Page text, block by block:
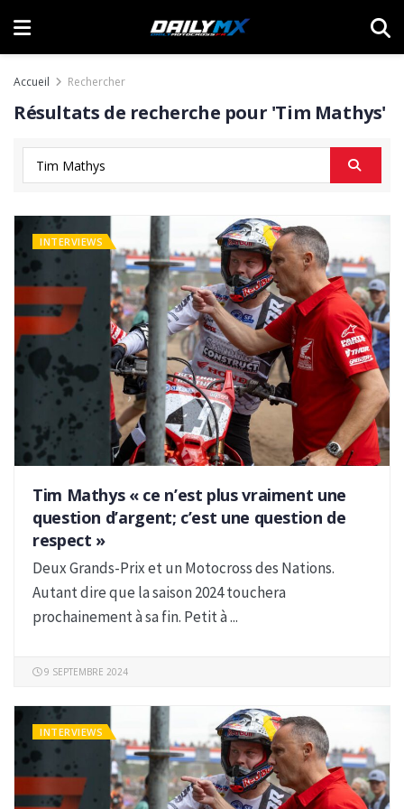
Accueil Rechercher
Résultats de recherche pour 'Tim Mathys'
INTERVIEWS
Tim Mathys « ce n’est plus vraiment une
question d’argent; c’est une question de
respect »
Deux Grands-Prix et un Motocross des Nations.
Autant dire que la saison 2024 touchera
prochainement à sa fin. Petit à ...
9 SEPTEMBRE 2024
INTERVIEWS